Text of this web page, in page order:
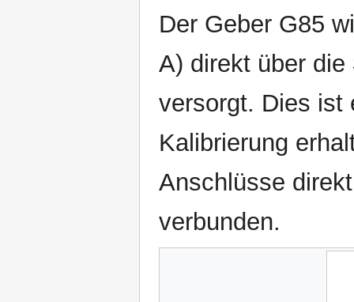
Der Geber G85
A) direkt über die
versorgt. Dies ist
Kalibrierung
Anschlüsse
verbunden.